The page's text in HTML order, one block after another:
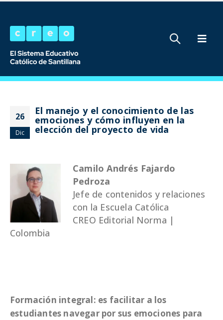
26
Dic
El manejo y el conocimiento de las
emociones y cómo influyen en la
elección del proyecto de vida
Camilo Andrés Fajardo
Pedroza
Jefe de contenidos y relaciones
con la Escuela Católica
CREO Editorial Norma |
Colombia
Formación integral: es facilitar a los
estudiantes navegar por sus emociones para